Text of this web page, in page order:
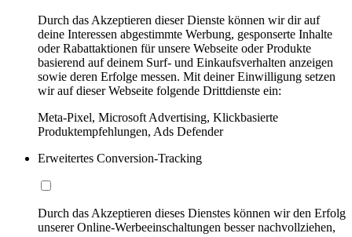
Durch das Akzeptieren dieser Dienste können wir dir auf
deine Interessen abgestimmte Werbung, gesponserte Inhalte
oder Rabattaktionen für unsere Webseite oder Produkte
basierend auf deinem Surf- und Einkaufsverhalten anzeigen
sowie deren Erfolge messen. Mit deiner Einwilligung setzen
wir auf dieser Webseite folgende Drittdienste ein:
Meta-Pixel, Microsoft Advertising, Klickbasierte
Produktempfehlungen, Ads Defender
Erweitertes Conversion-Tracking
Durch das Akzeptieren dieses Dienstes können wir den Erfolg
unserer Online-Werbeeinschaltungen besser nachvollziehen,